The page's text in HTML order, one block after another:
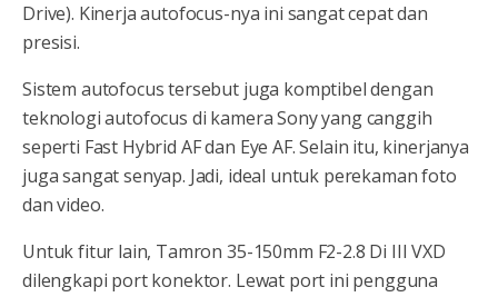
Drive). Kinerja autofocus-nya ini sangat cepat dan
presisi.
Sistem autofocus tersebut juga komptibel dengan
teknologi autofocus di kamera Sony yang canggih
seperti Fast Hybrid AF dan Eye AF. Selain itu, kinerjanya
juga sangat senyap. Jadi, ideal untuk perekaman foto
dan video.
Untuk fitur lain, Tamron 35-150mm F2-2.8 Di III VXD
dilengkapi port konektor. Lewat port ini pengguna